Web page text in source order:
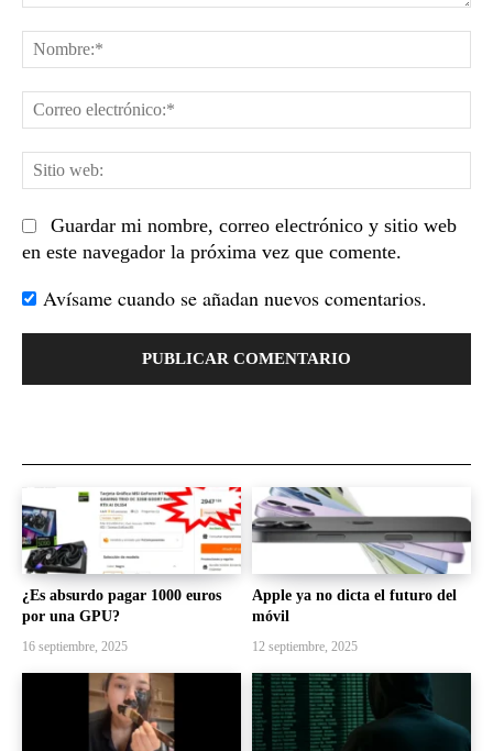
Guardar mi nombre, correo electrónico y sitio web
en este navegador la próxima vez que comente.
Avísame cuando se añadan nuevos comentarios.
¿Es absurdo pagar 1000 euros
por una GPU?
16 septiembre, 2025
Apple ya no dicta el futuro del
móvil
12 septiembre, 2025